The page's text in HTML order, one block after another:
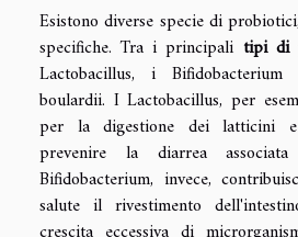
Esistono diverse specie di
specifiche. Tra i principali tipi di
Lactobacillus, i
boulardii. I Lactobacillus, per
per la digestione dei latticini
prevenire la diarrea
Bifidobacterium, invece,
salute il rivestimento